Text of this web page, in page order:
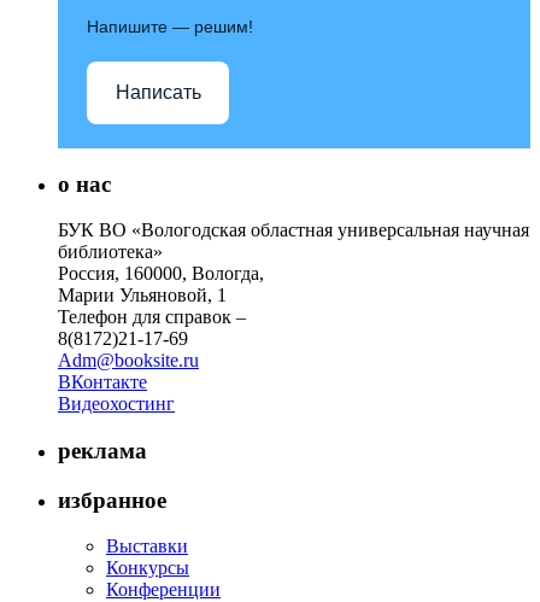
Напишите — решим!
Написать
о нас
БУК ВО «Вологодская областная универсальная научная
библиотека»
Россия, 160000, Вологда,
Марии Ульяновой, 1
Телефон для справок –
8(8172)21-17-69
Adm@booksite.ru
ВКонтакте
Видеохостинг
реклама
избранное
Выставки
Конкурсы
Конференции